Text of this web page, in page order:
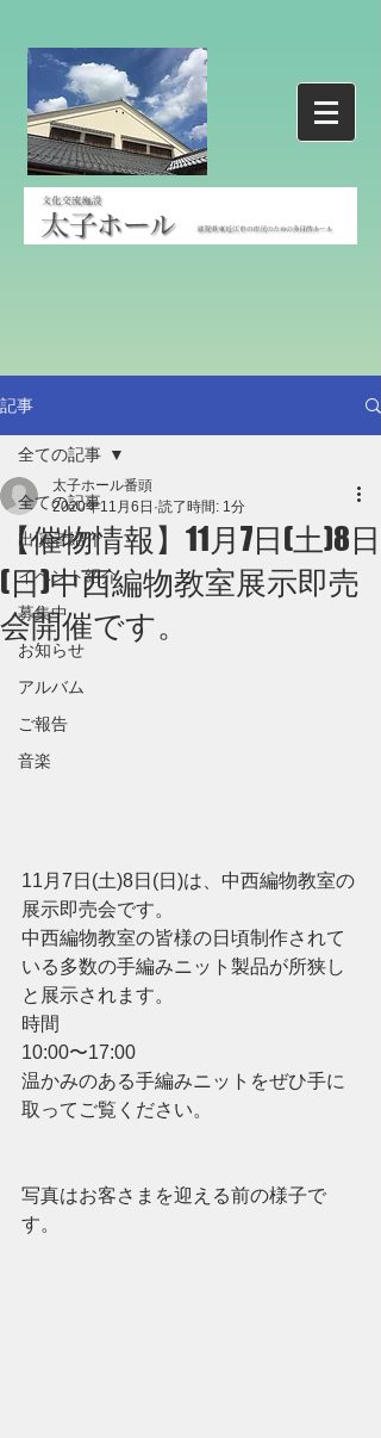
記事
全ての記事
出演者紹介
イベント紹介
募集中
お知らせ
アルバム
ご報告
音楽
全ての記事
【催物情報】11月7日(土)8日
(日)中西編物教室展示即売
会開催です。
太子ホール番頭
2020年11月6日 読了時間: 1分
11月7日(土)8日(日)は、中西編物教室の
展示即売会です。
中西編物教室の皆様の日頃制作されて
いる多数の手編みニット製品が所狭し
と展示されます。
時間
10:00〜17:00
温かみのある手編みニットをぜひ手に
取ってご覧ください。
写真はお客さまを迎える前の様子で
す。